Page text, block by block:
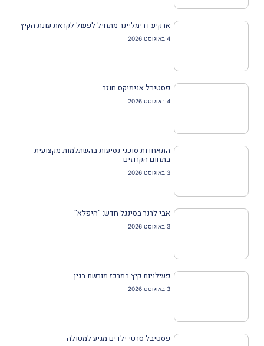
ארקיע דרימליינר מתחיל לפעול לקראת עונת הקיץ
4 באוגוסט 2026
פסטיבל אנימיקס חוזר
4 באוגוסט 2026
התאחדות סוכני נסיעות בהשתלמות מקצועית
בתחום הקרוזים
3 באוגוסט 2026
אבי לרנר בסינגל חדש: "היפלא"
3 באוגוסט 2026
פעילויות קיץ במרכז מורשת בגין
3 באוגוסט 2026
פסטיבל סרטי ילדים מגיע למטולה